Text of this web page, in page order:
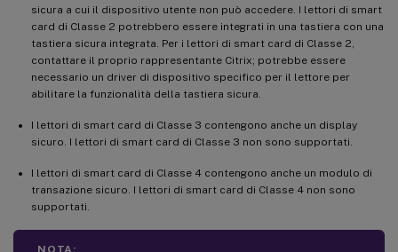
sicura a cui il dispositivo utente non può accedere. I lettori di smart
card di Classe 2 potrebbero essere integrati in una tastiera con una
tastiera sicura integrata. Per i lettori di smart card di Classe 2,
contattare il proprio rappresentante Citrix; potrebbe essere
necessario un driver di dispositivo specifico per il lettore per
abilitare la funzionalità della tastiera sicura.
I lettori di smart card di Classe 3 contengono anche un display
sicuro. I lettori di smart card di Classe 3 non sono supportati.
I lettori di smart card di Classe 4 contengono anche un modulo di
transazione sicuro. I lettori di smart card di Classe 4 non sono
supportati.
NOTA: